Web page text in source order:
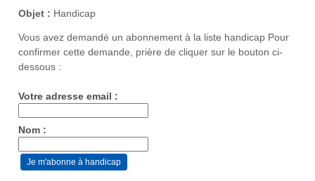
Objet : Handicap
Vous avez demandé un abonnement à la liste handicap Pour
confirmer cette demande, prière de cliquer sur le bouton ci-
dessous :
Votre adresse email :
Nom :